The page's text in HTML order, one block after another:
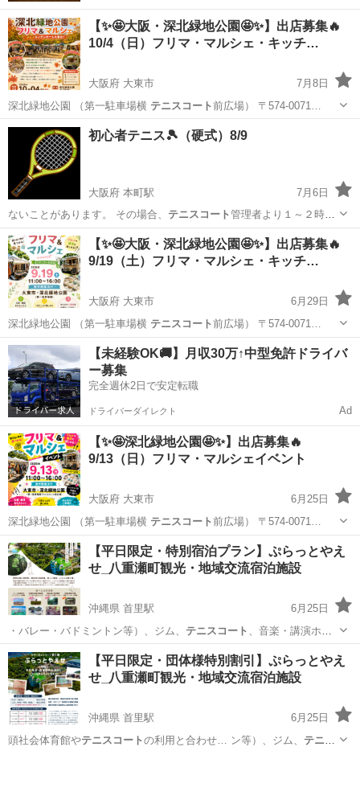
【✨🤩大阪・深北緑地公園🤩✨】出店募集🔥
10/4（日）フリマ・マルシェ・キッチ…
大阪府 大東市
7月8日
深北緑地公園 （第一駐車場横 テニスコート 前広場） 〒574-0071…
大阪 大東市 フリーマーケット
初心者テニス🎾（硬式）8/9
大阪府 本町駅
7月6日
ないことがあります。 その場合、 テニスコート管理者より１～２時間
前ぐらいに私に…
大阪 大阪市 本町駅 スポーツ テニスコート
【✨🤩大阪・深北緑地公園🤩✨】出店募集🔥
9/19（土）フリマ・マルシェ・キッチ…
大阪府 大東市
6月29日
深北緑地公園 （第一駐車場横 テニスコート 前広場） 〒574-0071…
大阪 大東市 フリーマーケット キッチンカー
【未経験OK🚚】月収30万↑中型免許ドライバ
ー募集
完全週休2日で安定転職
ドライバーダイレクト Ad
【✨🤩深北緑地公園🤩✨】出店募集🔥
9/13（日）フリマ・マルシェイベント
大阪府 大東市
6月25日
深北緑地公園 （第一駐車場横 テニスコート 前広場） 〒574-0071…
大阪 大東市 フリーマーケット マルシェ
【平日限定・特別宿泊プラン】ぷらっとやえ
せ_八重瀬町観光・地域交流宿泊施設
沖縄県 首里駅
6月25日
・バレー・バドミントン等）、ジム、 テニスコート
、音楽・講演ホー
ル、会議室に加え、…
沖縄 島尻郡 首里駅 キャンペーン 八重瀬町
【平日限定・団体様特別割引】ぷらっとやえ
せ_八重瀬町観光・地域交流宿泊施設
沖縄県 首里駅
6月25日
頭社会体育館やテニスコートの利用と合わせ… ン等）、ジム、 テニス